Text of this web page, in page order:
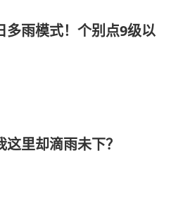
多雨模式！个别点9级以
里却滴雨未下？